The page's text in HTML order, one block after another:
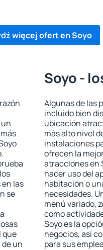
więcej ofert en Soyo
las
se
que
un
Soyo -
Algunas de las
incluido bien
ubicación
más alto nivel
instalaciones
ofrecen la
atracciones en
hacer uso del
habitación o
necesidades.
menú variado,
como
Soyo es la
negocios, así
para sus